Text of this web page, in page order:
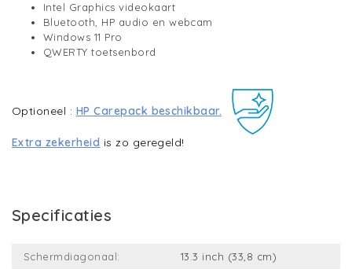
Intel Graphics videokaart
Bluetooth, HP audio en webcam
Windows 11 Pro
QWERTY toetsenbord
Optioneel : HP Carepack beschikbaar.
Extra zekerheid is zo geregeld!
Specificaties
Schermdiagonaal: 13.3 inch (33,8 cm)